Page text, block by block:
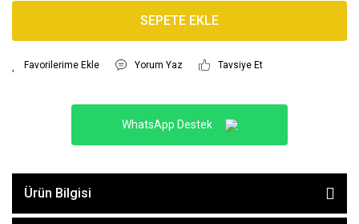
SEPETE EKLE
Yorum Yaz Tavsiye Et
WhatsApp Destek
Ürün Bilgisi